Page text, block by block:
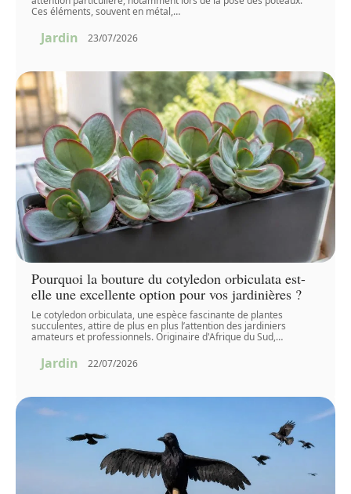
Ces éléments, souvent en métal,…
Jardin 23/07/2026
Pourquoi la bouture du cotyledon orbiculata est-
elle une excellente option pour vos jardinières ?
Le cotyledon orbiculata, une espèce fascinante de plantes
succulentes, attire de plus en plus l’attention des jardiniers
amateurs et professionnels. Originaire d'Afrique du Sud,…
Jardin 22/07/2026